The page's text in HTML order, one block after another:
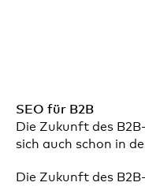
SEO für B2B
Die Zukunft des
sich auch schon in
Die Zukunft des